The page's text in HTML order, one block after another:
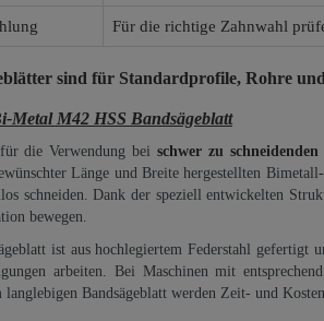
Für die richtige Zahnwahl
sind für Standardprofile, Rohre
Metal M42 HSS Bandsägeblatt
die Verwendung bei schwer zu
Länge und Breite hergestellten
schneiden. Dank der speziell entwickelten
bewegen.
ist aus hochlegiertem Federstahl
arbeiten. Bei Maschinen mit
langlebigen Bandsägeblatt werden Zeit- und